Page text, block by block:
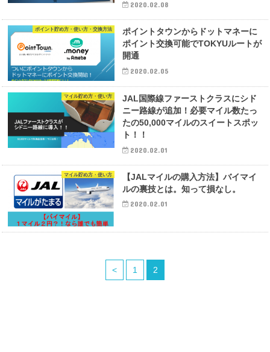
2020.02.08
ポイント貯め方・使い方・交換方法
ポイントタウンからドットマネーに
ポイント交換可能でTOKYUルートが
開通
2020.02.05
マイル貯め方・使い方
JAL国際線ファーストクラスにシド
ニー路線が追加！必要マイル数たっ
たの50,000マイルのスイートスポッ
ト！！
2020.02.01
マイル貯め方・使い方
【JALマイルの購入方法】バイマイ
ルの裏技とは。知って損なし。
2020.02.01
< 1 2